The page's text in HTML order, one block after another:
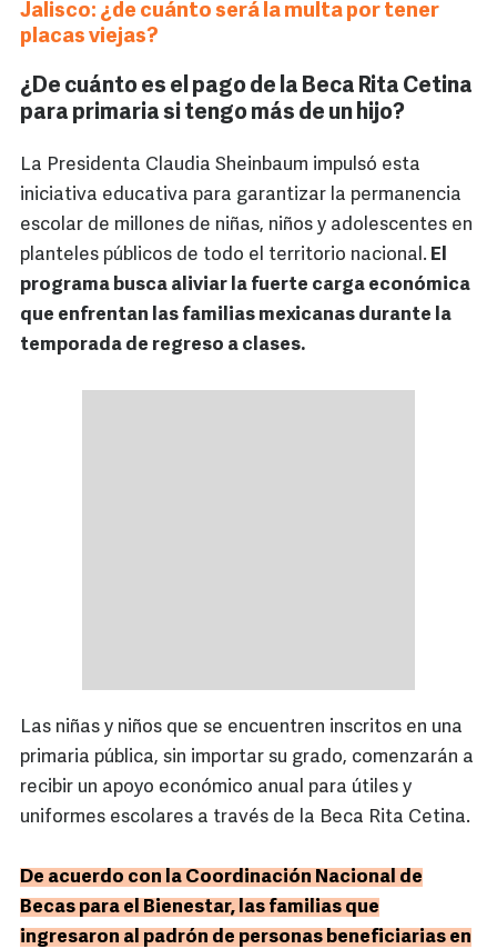
Jalisco: ¿de cuánto será la multa por tener
placas viejas?
¿De cuánto es el pago de la Beca Rita Cetina
para primaria si tengo más de un hijo?
La Presidenta Claudia Sheinbaum impulsó esta
iniciativa educativa para garantizar la permanencia
escolar de millones de niñas, niños y adolescentes en
planteles públicos de todo el territorio nacional. El
programa busca aliviar la fuerte carga económica
que enfrentan las familias mexicanas durante la
temporada de regreso a clases.
Las niñas y niños que se encuentren inscritos en una
primaria pública, sin importar su grado, comenzarán a
recibir un apoyo económico anual para útiles y
uniformes escolares a través de la Beca Rita Cetina.
De acuerdo con la Coordinación Nacional de
Becas para el Bienestar, las familias que
ingresaron al padrón de personas beneficiarias en